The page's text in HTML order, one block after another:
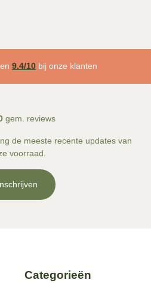
9.4/10 bij onze klanten
gem. reviews
de meeste recente updates van
voorraad.
Categorieën